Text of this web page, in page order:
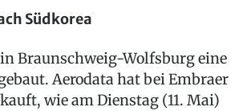
Südkorea
Braunschweig-Wolfsburg eine
Aerodata hat bei Embraer
wie am Dienstag (11. Mai)